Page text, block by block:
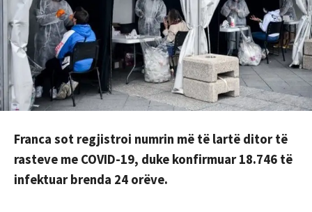
Franca sot regjistroi numrin më të lartë ditor të
rasteve me COVID-19, duke konfirmuar 18.746 të
infektuar brenda 24 orëve.